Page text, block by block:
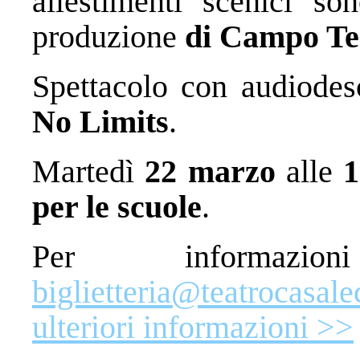
produzione di Campo
Spettacolo con
No Limits.
Martedì 22 marzo alle
per le scuole.
Per
ulteriori informazioni >>